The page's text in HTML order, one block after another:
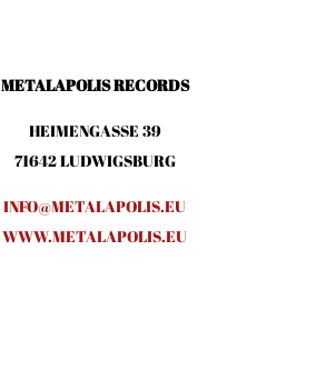
METALAPOLIS RECORDS
HEIMENGASSE 39
71642 LUDWIGSBURG
INFO@METALAPOLIS.EU
WWW.METALAPOLIS.EU